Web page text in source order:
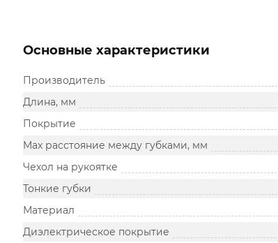
Основные характеристики
Производитель
Длина, мм
Покрытие
Max расстояние между губками, мм
Чехол на рукоятке
Тонкие губки
Материал
Диэлектрическое покрытие